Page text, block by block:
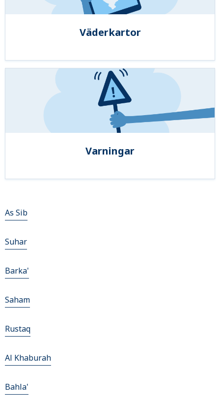
Väderkartor
Varningar
As Sib
Suhar
Barka'
Saham
Rustaq
Al Khaburah
Bahla'